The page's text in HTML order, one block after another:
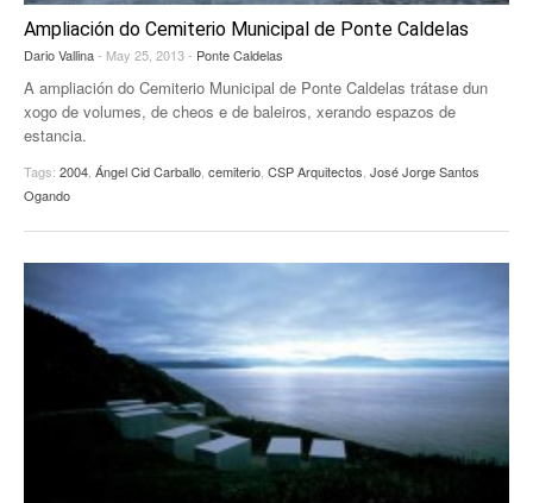
Ampliación do Cemiterio Municipal de Ponte Caldelas
Dario Vallina- May 25, 2013 - Ponte Caldelas
A ampliación do Cemiterio Municipal de Ponte Caldelas trátase dun
xogo de volumes, de cheos e de baleiros, xerando espazos de
estancia.
Tags: 2004 Ángel Cid Carballo cemiterio CSP Arquitectos José Jorge Santos
Ogando